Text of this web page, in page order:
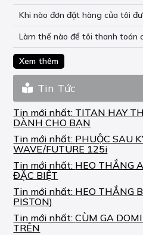
Khi nào đơn đặt hàng của tôi
Làm thế nào để tôi thanh toán
Xem thêm
Tin Tức
Tin mới nhất: TITAN HAY
DÀNH CHO BẠN
Tin mới nhất: PHUỘC SAU
WAVE/FUTURE 125i
Tin mới nhất: HEO THẮNG
ĐẶC BIỆT
Tin mới nhất: HEO THẮNG
PISTON)
Tin mới nhất:CÙM GA
TRÊN